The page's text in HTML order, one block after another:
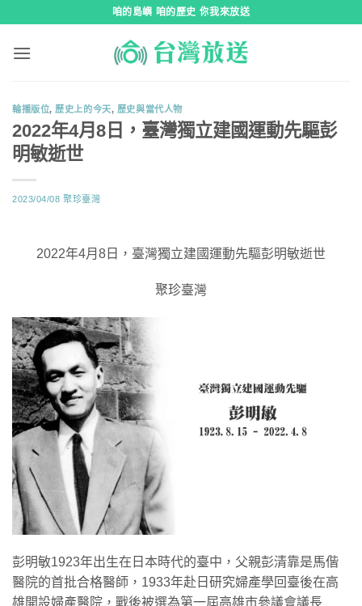
咱的島嶼 咱的歷史 你我來放送
輪播版位, 歷史上的今天, 歷史與當代人物
2022年4月8日，臺灣獨立建國運動先驅彭
明敏逝世
2023/04/08 聚珍臺灣
2022年4月8日，臺灣獨立建國運動先驅彭明敏逝世
聚珍臺灣
彭明敏1923年出生在日本時代的臺中，父親彭清靠是馬偕
醫院的首批合格醫師，1933年赴日研究婦產學回臺後在高
雄開設婦產醫院，戰後被選為第一屆高雄市參議會議長